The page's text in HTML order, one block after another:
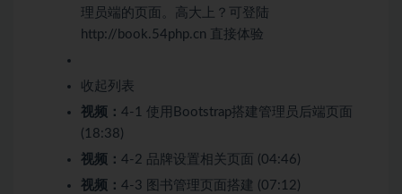
理员端的页面。高大上？可登陆
http://book.54php.cn 直接体验
收起列表
视频： 4-1 使用Bootstrap搭建管理员后端页面
(18:38)
视频： 4-2 品牌设置相关页面 (04:46)
视频： 4-3 图书管理页面搭建 (07:12)